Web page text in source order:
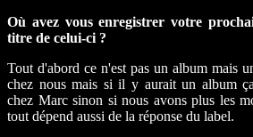
Où avez vous enregistrer votre
titre de celui-ci ?
Tout d'abord ce n'est pas un album mais
chez nous mais si il y aurait un album
chez Marc sinon si nous avons plus les
tout dépend aussi de la réponse du label.